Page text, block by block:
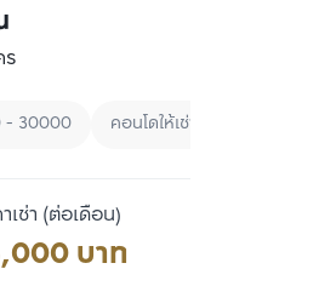
- 30000 คอนโดให้เช่าเรียงตามราคา
เช่า (ต่อเดือน)
บาท